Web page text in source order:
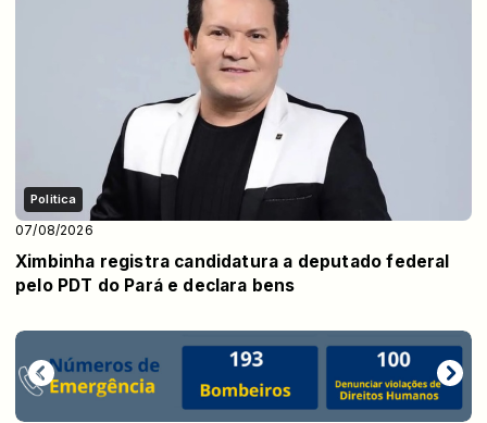
Politica
07/08/2026
Ximbinha registra candidatura a deputado federal
pelo PDT do Pará e declara bens